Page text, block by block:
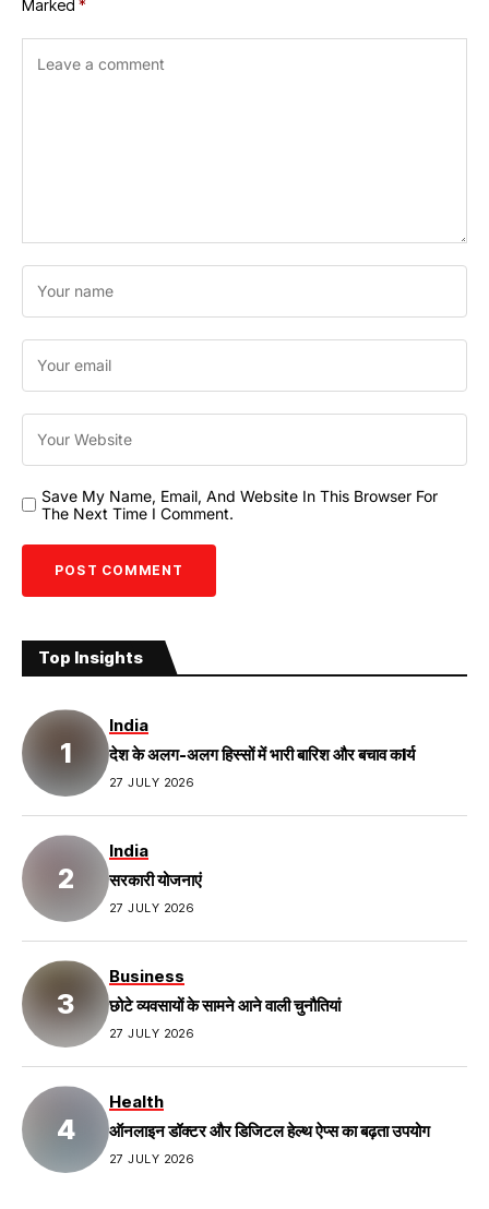
Marked *
Save My Name, Email, And Website In This Browser For
The Next Time I Comment.
Top Insights
India
देश के अलग-अलग हिस्सों में भारी बारिश और बचाव कIर्य
27 JULY 2026
India
सरकारी योजनाएं
27 JULY 2026
Business
छोटे व्यवसायों के सामने आने वाली चुनौतियां
27 JULY 2026
Health
ऑनलाइन डॉक्टर और डिजिटल हेल्थ ऐप्स का बढ़ता उपयोग
27 JULY 2026